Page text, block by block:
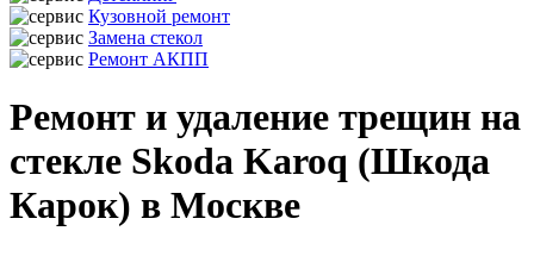
Кузовной ремонт
Замена стекол
Ремонт АКПП
Ремонт и удаление трещин на
стекле Skoda Karoq (Шкода
Карок) в Москве